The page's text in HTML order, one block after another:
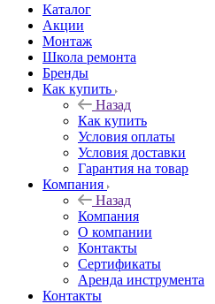
Каталог
Акции
Монтаж
Школа ремонта
Бренды
Как купить
Назад
Как купить
Условия оплаты
Условия доставки
Гарантия на товар
Компания
Назад
Компания
О компании
Контакты
Сертификаты
Аренда инструмента
Контакты